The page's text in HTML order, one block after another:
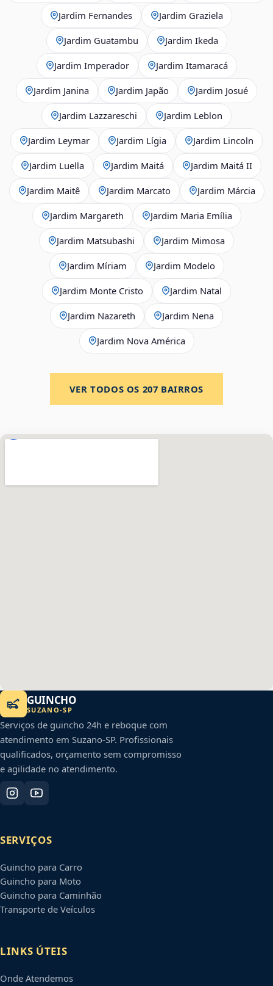
Jardim Fernandes Jardim Graziela
Jardim Guatambu Jardim Ikeda
Jardim Imperador Jardim Itamaracá
Jardim Janina Jardim Japão Jardim Josué
Jardim Lazzareschi Jardim Leblon
Jardim Leymar Jardim Lígia Jardim Lincoln
Jardim Luella Jardim Maitá Jardim Maitá II
Jardim Maitê Jardim Marcato Jardim Márcia
Jardim Margareth Jardim Maria Emília
Jardim Matsubashi Jardim Mimosa
Jardim Míriam Jardim Modelo
Jardim Monte Cristo Jardim Natal
Jardim Nazareth Jardim Nena
Jardim Nova América
VER TODOS OS 207 BAIRROS
GUINCHO
SUZANO-SP
Serviços de guincho 24h e reboque com
atendimento em Suzano-SP. Profissionais
qualificados, orçamento sem compromisso
e agilidade no atendimento.
SERVIÇOS
Guincho para Carro
Guincho para Moto
Guincho para Caminhão
Transporte de Veículos
LINKS ÚTEIS
Onde Atendemos